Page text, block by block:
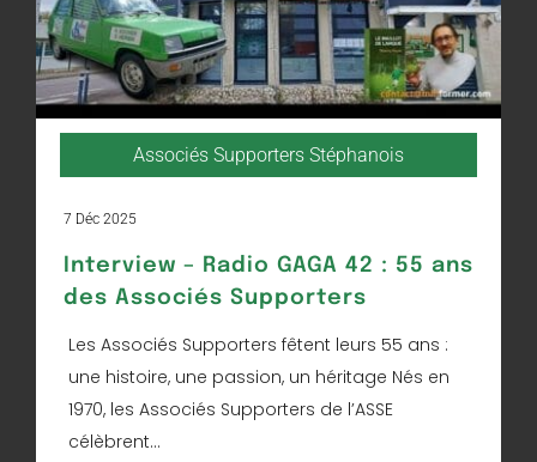
Associés Supporters Stéphanois
7 Déc 2025
Interview – Radio GAGA 42 : 55 ans
des Associés Supporters
Les Associés Supporters fêtent leurs 55 ans :
une histoire, une passion, un héritage Nés en
1970, les Associés Supporters de l’ASSE
célèbrent...